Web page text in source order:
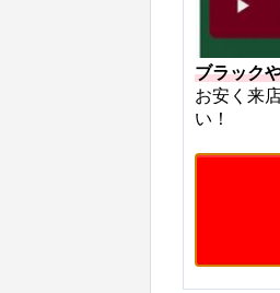
ブラック
お安く来
い！